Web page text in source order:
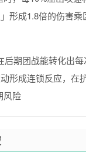
形成1.8倍的伤害乘
后期团战能转化出
形成连锁反应，在
风险